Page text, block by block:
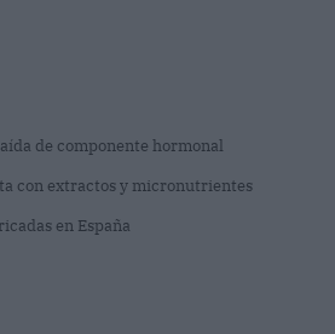
de componente hormonal
con extractos y micronutrientes
en España